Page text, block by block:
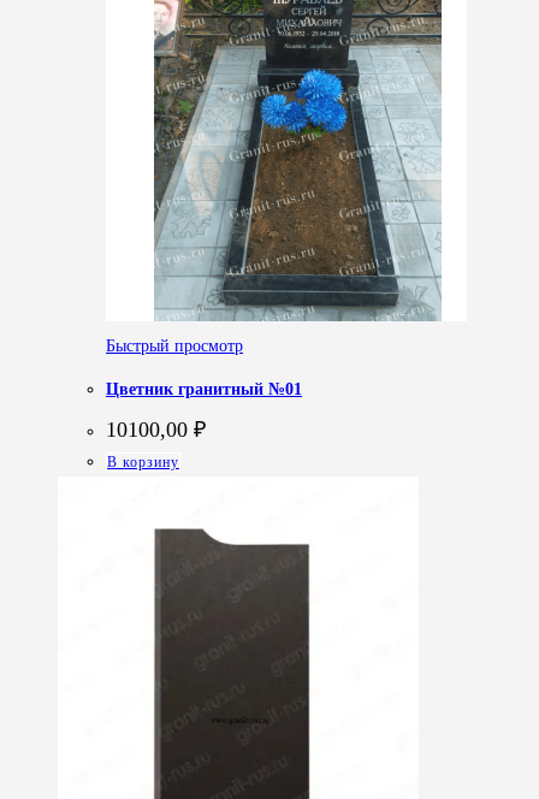
Быстрый просмотр
Цветник гранитный №01
10100,00 ₽
В корзину